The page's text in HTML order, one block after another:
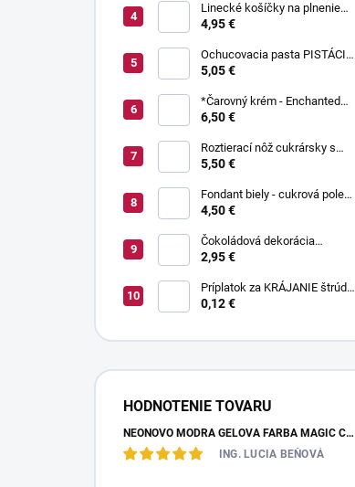
Linecké košíčky na plnenie
300 g
4,95 €
Ochucovacia pasta PISTÁCIA
70 g
5,05 €
*Čarovný krém - Enchanted
Cream ® 450 g
6,50 €
Roztierací nôž cukrársky s
ohnutou čepeľou 37 cm
5,50 €
Fondant biely - cukrová poleva
800 g
4,50 €
Čokoládová dekorácia
pruhované paličky TWISTER
2,95 €
Príplatok za KRÁJANIE štrúdle
(1 ks) - zvoľte len pri osobnom
0,12 €
HODNOTENIE TOVARU
NEÓNOVO MODRÁ GELOVÁ FARBA MAGIC COLOURS – JEDLÁ FARBA 32G
ING. LUCIA BEŇOVÁ